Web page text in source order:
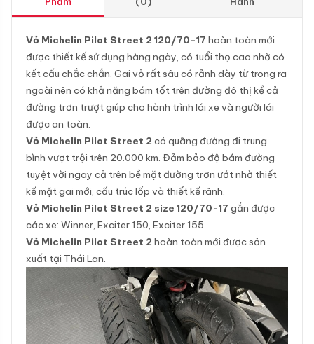
Vỏ Michelin Pilot Street 2 120/70-17 hoàn toàn mới
được thiết kế sử dụng hàng ngày, có tuổi thọ cao nhờ có
kết cấu chắc chắn. Gai vỏ rất sâu có rảnh dày từ trong ra
ngoài nên có khả năng bám tốt trên đường đô thị kể cả
đường trơn trượt giúp cho hành trình lái xe và người lái
được an toàn.
Vỏ Michelin Pilot Street 2 có quãng đường đi trung
bình vượt trội trên 20.000 km. Đảm bảo độ bám đường
tuyệt vời ngay cả trên bề mặt đường trơn ướt nhờ thiết
kế mặt gai mới, cấu trúc lốp và thiết kế rãnh.
Vỏ Michelin Pilot Street 2 size 120/70-17 gắn được
các xe: Winner, Exciter 150, Exciter 155.
Vỏ Michelin Pilot Street 2 hoàn toàn mới được sản
xuất tại Thái Lan.